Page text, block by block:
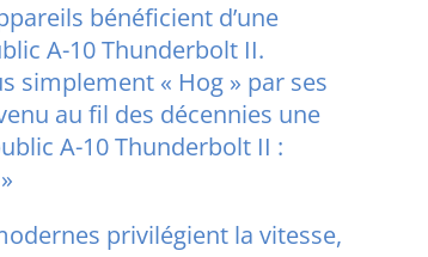
bénéficient d’une
A-10 Thunderbolt II.
simplement « Hog » par ses
au fil des décennies une
A-10 Thunderbolt II :
privilégient la vitesse,